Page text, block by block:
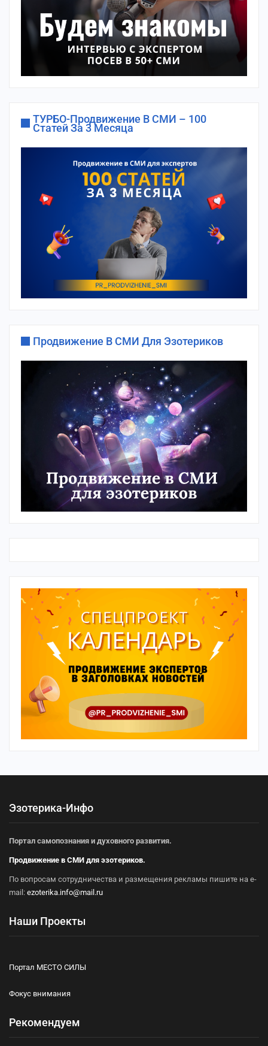
ТУРБО-Продвижение В СМИ – 100
Статей За 3 Месяца
Продвижение В СМИ Для Эзотериков
Эзотерика-Инфо
Портал самопознания и духовного развития.
Продвижение в СМИ для эзотериков.
По вопросам сотрудничества и размещения рекламы пишите на e-
mail: ezoterika.info@mail.ru
Наши Проекты
Портал МЕСТО СИЛЫ
Фокус внимания
Рекомендуем